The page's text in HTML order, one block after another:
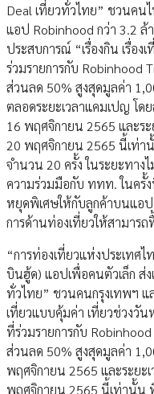
Deal เที่ยวทั่วไทย” ชวนคน
แอป Robinhood กว่า 3.2
ประสบการณ์ “เรื่องกิน เรื่อง
ร่วมรายการกับ Robinhood
ส่วนลด 50% สูงสุดมูลค่า
ตลอดระยะเวลาแคมเปญ โ
16 พฤศจิกายน 2565 และร
20 พฤศจิกายน 2565 นี้เท่า
จำนวน 20 ครั้ง ในระยะทางไ
ความร่วมมือกับ ททท. ในครั้
หยุดพิเศษให้กับลูกค้าบนแอ
การด้านท่องเที่ยวให้สามาร
“การท่องเที่ยวแห่งประเทศ
บินฮู้ด) แอปเพื่อคนตัวเล็ก ส่
ทั่วไทย” ชวนคนกรุงเทพฯ
เที่ยวแบบคุ้มค่า เที่ยวช่วงวัน
ที่ร่วมรายการกับ
ส่วนลด 50% สูงสุดมูลค่า
พฤศจิกายน 2565 และระยะ
พฤศจิกายน 2565 นี้เท่านั้น